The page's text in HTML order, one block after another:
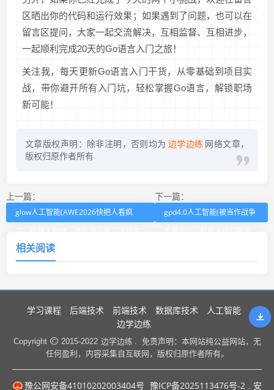
区晒出你的代码和运行效果；如果遇到了问题，也可以在
留言区提问，大家一起交流解决，互相监督、互相进步，
一起顺利完成20天的Go语言入门之旅！
关注我，每天更新Go语言入门干货，从零基础到项目实
战，带你避开所有入门坑，轻松掌握Go语言，解锁职场
新可能！
文章版权声明：除非注明，否则均为 边学边练 网络文章，
版权归原作者所有
上一篇：
glow人工智能(AWE2026快把人看疯
车堵展馆)
下一篇：
gpd4.0人工智能(被当作战争
相关阅读
学习课程 后端技术 前端技术 数据库技术
人工智能
边学边练
Copyright 2015-2022 边学边练 .
免责声明：本网站纯公益网站，无
任何盈利，内容采集自互联网，版权归原作者所有。
豫公网安备41010202003404号 豫ICP备2025113476号-2 . 安